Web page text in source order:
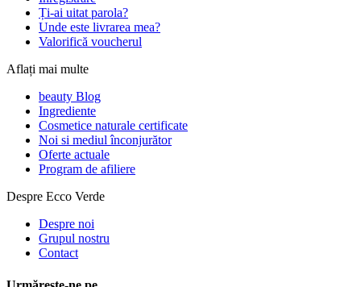
Ți-ai uitat parola?
Unde este livrarea mea?
Valorifică voucherul
Aflați mai multe
beauty Blog
Ingrediente
Cosmetice naturale certificate
Noi si mediul înconjurător
Oferte actuale
Program de afiliere
Despre Ecco Verde
Despre noi
Grupul nostru
Contact